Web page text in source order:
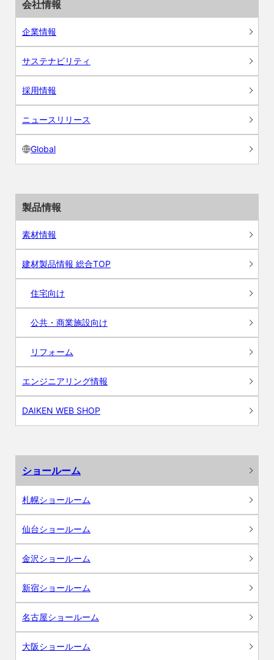
会社情報
企業情報
サステナビリティ
採用情報
ニュースリリース
Global
製品情報
素材情報
建材製品情報 総合TOP
住宅向け
公共・商業施設向け
リフォーム
エンジニアリング情報
DAIKEN WEB SHOP
ショールーム
札幌ショールーム
仙台ショールーム
金沢ショールーム
新宿ショールーム
名古屋ショールーム
大阪ショールーム